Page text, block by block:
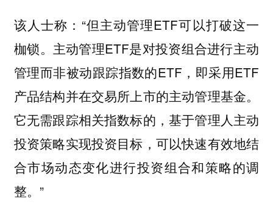
该人士称：“但主动管理ETF可以打破这一
枷锁。主动管理ETF是对投资组合进行主动
管理而非被动跟踪指数的ETF，即采用ETF
产品结构并在交易所上市的主动管理基金。
它无需跟踪相关指数标的，基于管理人主动
投资策略实现投资目标，可以快速有效地结
合市场动态变化进行投资组合和策略的调
整。”